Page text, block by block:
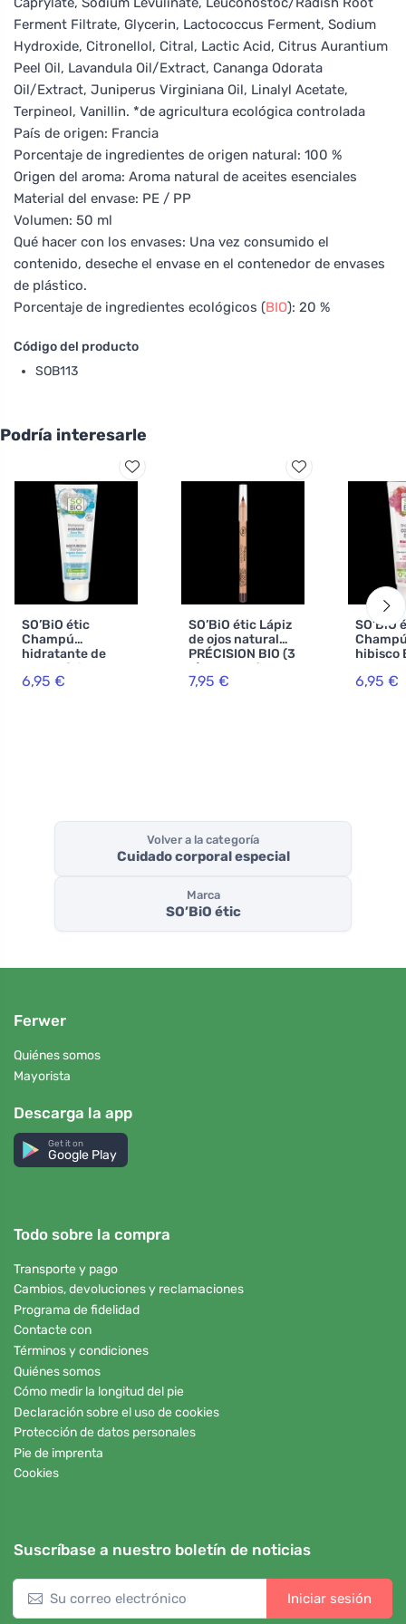
Ferment Filtrate, Glycerin, Lactococcus Ferment, Sodium
Hydroxide, Citronellol, Citral, Lactic Acid, Citrus Aurantium
Peel Oil, Lavandula Oil/Extract, Cananga Odorata
Oil/Extract, Juniperus Virginiana Oil, Linalyl Acetate,
Terpineol, Vanillin. *de agricultura ecológica controlada
País de origen: Francia
Porcentaje de ingredientes de origen natural: 100 %
Origen del aroma: Aroma natural de aceites esenciales
Material del envase: PE / PP
Volumen: 50 ml
Qué hacer con los envases: Una vez consumido el
contenido, deseche el envase en el contenedor de envases
de plástico.
Porcentaje de ingredientes ecológicos (BIO): 20 %
Código del producto
SOB113
Podría interesarle
SO’BiO étic
Champú
hidratante de
coco y ácido
hialurónico BIO
6,95 €
SO’BiO étic Lápiz
de ojos natural
PRÉCISION BIO (3
g) 02 marrón BIO
- realza tus ojos
7,95 €
SO’BiO
hibisco
con
6,95 €
Volver a la categoría
Cuidado corporal especial
Marca
SO’BiO étic
Ferwer
Quiénes somos
Mayorista
Descarga la app
Get it on
Google Play
Todo sobre la compra
Transporte y pago
Cambios, devoluciones y reclamaciones
Programa de fidelidad
Contacte con
Términos y condiciones
Quiénes somos
Cómo medir la longitud del pie
Declaración sobre el uso de cookies
Protección de datos personales
Pie de imprenta
Cookies
Suscríbase a nuestro boletín de noticias
Iniciar sesión